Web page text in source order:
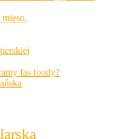
fas foody?